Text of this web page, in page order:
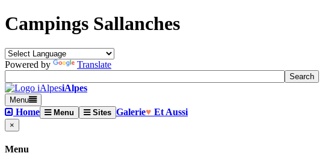
Campings Sallanches
Powered by Translate
iAlpes
Menu
Home Menu Sites Galerie♥ Et Aussi
×
Menu